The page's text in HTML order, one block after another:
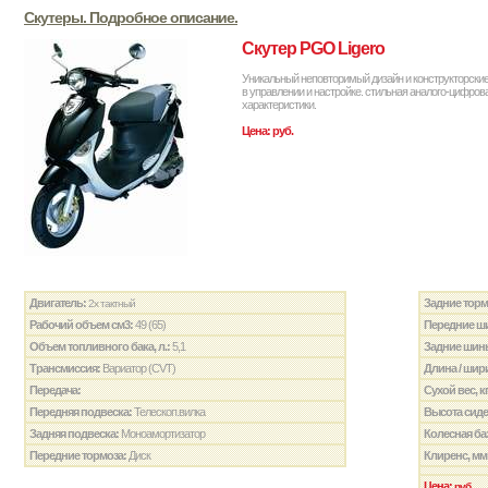
Скутеры. Подробное описание.
Скутер PGO Ligero
Уникальный неповторимый дизайн и
в управлении и настройке. стильная аналого-
характеристики.
Цена: руб.
Двигатель:2х тактный
Рабочий объем см3:49 (65)
Объем топливного бака, л.:5,1
Трансмиссия:Вариатор (CVT)
Передача:
Передняя подвеска:Телескоп.вилка
Задняя подвеска:Моноамортизатор
Передние тормоза:Диск
Задние
Передние
Задние
Длина /
Сухой вес,
Высота
Колесная
Клиренс,